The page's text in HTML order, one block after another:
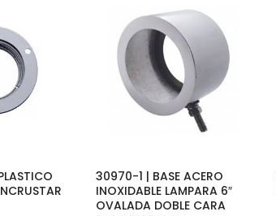
30970-1 | BASE ACERO
INOXIDABLE LAMPARA 6″
OVALADA DOBLE CARA